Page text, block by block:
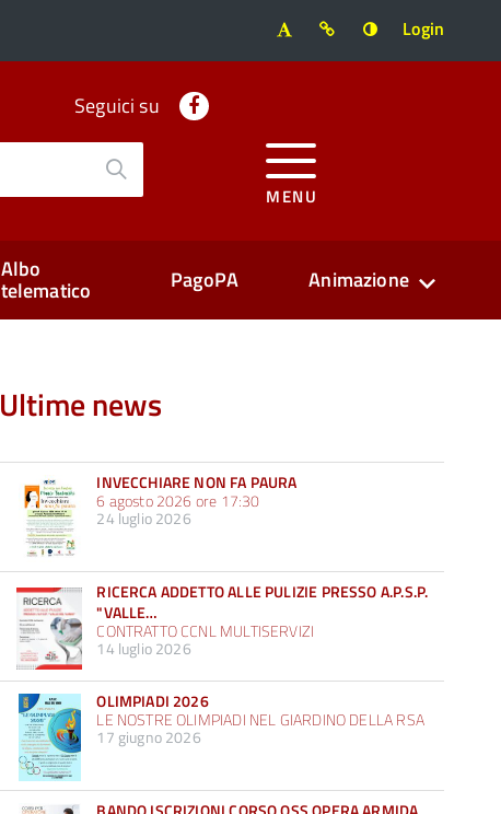
Login
Seguici su
MENU
Albo
telematico PagoPA Animazione
Ultime news
INVECCHIARE NON FA PAURA
6 agosto 2026 ore 17:30
24 luglio 2026
RICERCA ADDETTO ALLE PULIZIE PRESSO A.P.S.P.
"VALLE…
CONTRATTO CCNL MULTISERVIZI
14 luglio 2026
OLIMPIADI 2026
LE NOSTRE OLIMPIADI NEL GIARDINO DELLA RSA
17 giugno 2026